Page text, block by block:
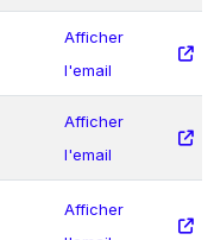
Afficher
l'email
Afficher
l'email
Afficher